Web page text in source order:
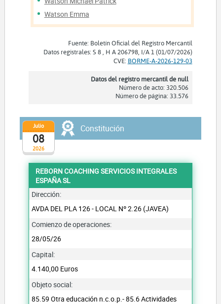
Watson Emma
Fuente: Boletín Oficial del Registro Mercantil
Datos registrales: S 8 , H A 206798, I/A 1 (01/07/2026)
CVE: BORME-A-2026-129-03
Datos del registro mercantil de null
Número de acto: 320.506
Número de página: 33.576
2026
Julio
08
Constitución
REBORN COACHING SERVICIOS INTEGRALES
ESPAÑA SL
Dirección:
AVDA DEL PLA 126 - LOCAL Nº 2.26 (JAVEA)
Comienzo de operaciones:
28/05/26
Capital:
4.140,00 Euros
Objeto social:
85.59 Otra educación n.c.o.p.- 85.6 Actividades